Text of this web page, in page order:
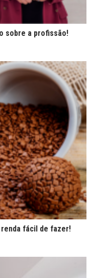
sobre a profissão!
fácil de fazer!